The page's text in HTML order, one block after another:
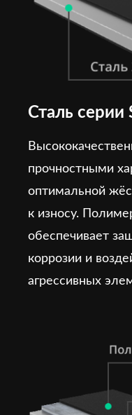
Сталь серии
прочностными
оптимальной
к износу.
обеспечивает
коррозии и
агрессивных